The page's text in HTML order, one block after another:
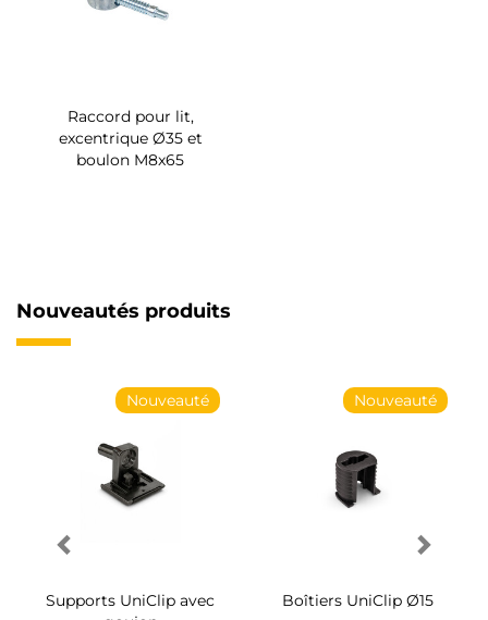
Raccord pour lit,
excentrique Ø35 et
boulon M8x65
Nouveautés produits
Nouveauté
Supports UniClip avec
Nouveauté
Boîtiers UniClip Ø15